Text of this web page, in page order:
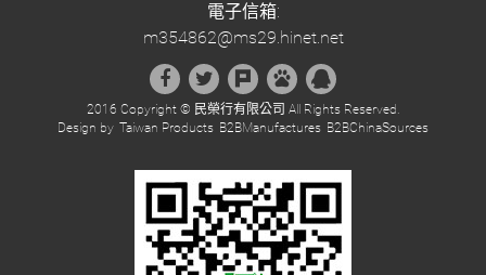
電子信箱:
m354862@ms29.hinet.net
2016 Copyright © 民榮行有限公司 All Rights Reserved.
Design by Taiwan Products B2BManufactures B2BChinaSources